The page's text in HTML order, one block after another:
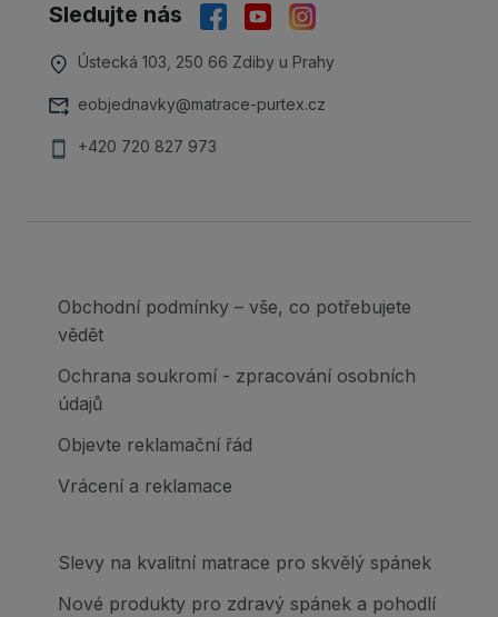
Sledujte nás
Ústecká 103, 250 66 Zdiby u Prahy
eobjednavky@matrace-purtex.cz
+420 720 827 973
Obchodní podmínky – vše, co potřebujete
vědět
Ochrana soukromí - zpracování osobních
údajů
Objevte reklamační řád
Vrácení a reklamace
Slevy na kvalitní matrace pro skvělý spánek
Nové produkty pro zdravý spánek a pohodlí